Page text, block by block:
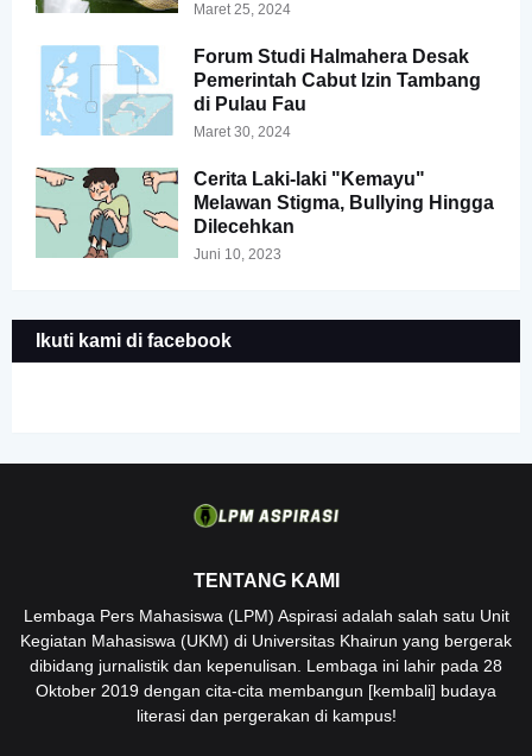
Maret 25, 2024
Forum Studi Halmahera Desak
Pemerintah Cabut Izin Tambang
di Pulau Fau
Maret 30, 2024
Cerita Laki-laki "Kemayu"
Melawan Stigma, Bullying Hingga
Dilecehkan
Juni 10, 2023
Ikuti kami di facebook
TENTANG KAMI
Lembaga Pers Mahasiswa (LPM) Aspirasi adalah salah satu Unit
Kegiatan Mahasiswa (UKM) di Universitas Khairun yang bergerak
dibidang jurnalistik dan kepenulisan. Lembaga ini lahir pada 28
Oktober 2019 dengan cita-cita membangun [kembali] budaya
literasi dan pergerakan di kampus!